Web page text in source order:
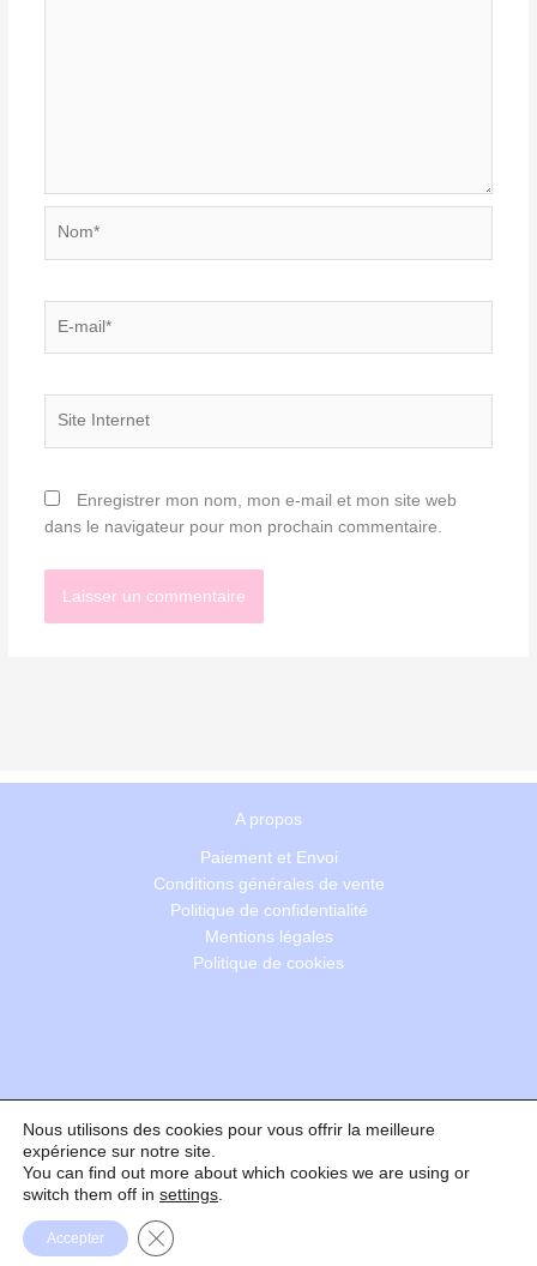
mail*
Enregistrer mon nom, mon e-mail et mon site web
dans le navigateur pour mon prochain commentaire.
A propos
Paiement et Envoi
Conditions générales de vente
Politique de confidentialité
Mentions légales
Politique de cookies
Recherche
Nous utilisons des cookies pour vous offrir la meilleure
expérience sur notre site.
You can find out more about which cookies we are using or
switch them off in settings
Accepter Fermer la bannière des cookies GDPR